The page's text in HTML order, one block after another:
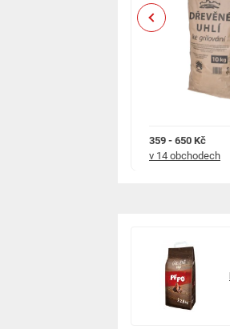
359 - 650 Kč
v 14 obchodech
Previous